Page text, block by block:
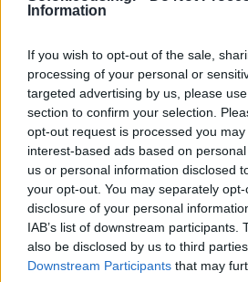
Information
If you wish to opt-out of the sale,
processing of your personal or
targeted advertising by us, please
section to confirm your selection.
opt-out request is processed you
interest-based ads based on
us or personal information disclosed
your opt-out. You may separately
disclosure of your personal
IAB’s list of downstream participants.
also be disclosed by us to third
Downstream Participants that may
Υπουργούς Εργασίας και
Υγείας επισημαίνοντας ότι η
μερικές χιλιάδες
test μπορεί να είναι
εφαρμοστεί καθολικά και
εργασίας, όπως μπορεί να
άνθρωπος με κοινή λογική.
πρόκειται για αλόγιστη
χωρίς αντίκρισμα.